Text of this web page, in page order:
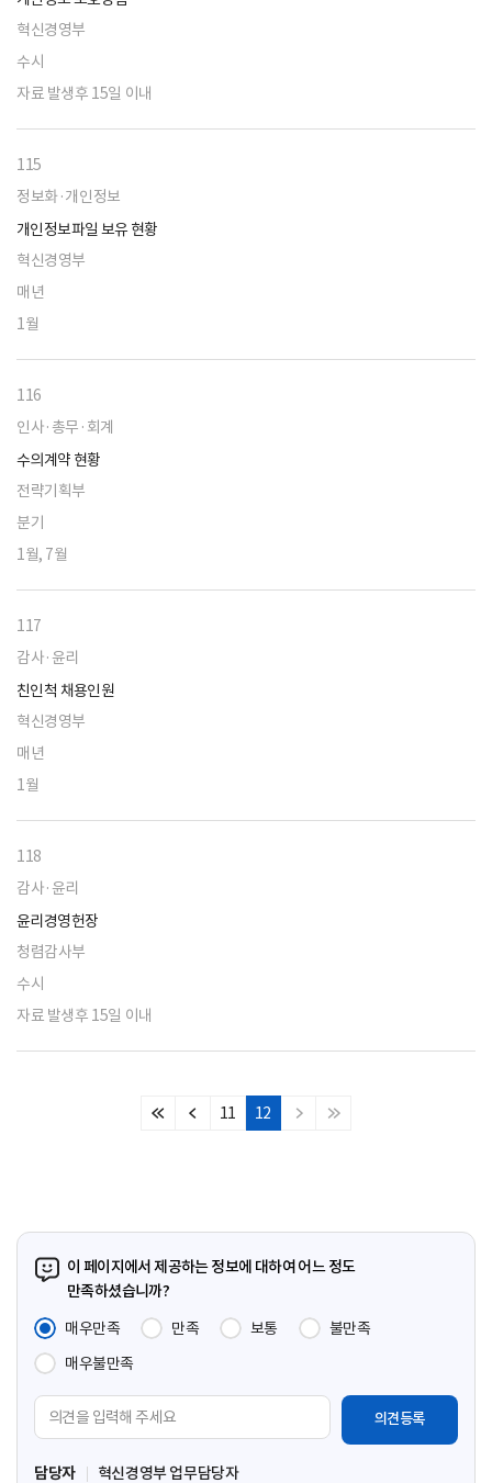
혁신경영부
수시
자료 발생후 15일 이내
115
정보화·개인정보
개인정보파일 보유 현황
혁신경영부
매년
1월
116
인사·총무·회계
수의계약 현황
전략기획부
분기
1월, 7월
117
감사·윤리
친인척 채용인원
혁신경영부
매년
1월
118
감사·윤리
윤리경영헌장
청렴감사부
수시
자료 발생후 15일 이내
처
이
11 12
다
마
이 페이지에서 제공하는 정보에 대하여 어느 정도
만족하셨습니까?
매우만족
만족 보통
불만족
매우불만족
견
입
담당자 혁신경영부 업무담당자